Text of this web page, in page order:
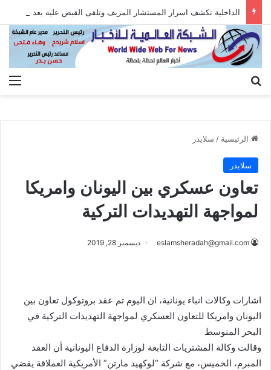
الرئيسية / سلايدر
سلايدر
تعاون عسكري بين اليونان وامريكا
لمواجهة التهديدات التركية
eslamsheradah@gmail.com ديسمبر 28, 2019
اشارات وكالات انباء يونانية، ان اليوم تم عقد بروتوكول تعاون بين
اليونان وامريكا للتعاون العسكري لمواجهة التهديدات التركية في
البحر المتوسط
وقالت وكالة المشتريات التابعة لوزارة الدفاع اليونانية أن العقد
المبرم، الخميس، مع شركة “لوكهيد مارتن” الأمريكية العملاقة يقضي